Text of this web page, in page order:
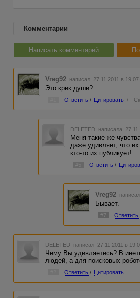
Комментарии
Написать комментарий
Vreg92 написал 27.11.2011 в 19:07
Это крик души?
Ответить / Цитировать /
DELETED написала
Меня такие же
даже удивляет, что
кто-то их публикует!
#5 Ответить /
Vreg92
Бывает.
#7 Ответить
DELETED написал 27.11.2011 в
Чему Вы удивляетесь? В
людей, а для поисковых
Ответить / Цитировать